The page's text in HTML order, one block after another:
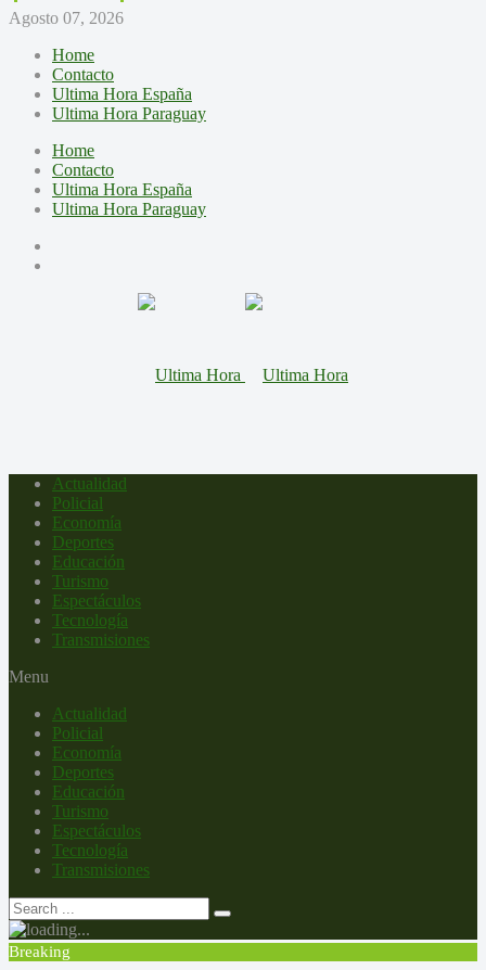
Agosto 07, 2026
Home
Contacto
Ultima Hora España
Ultima Hora Paraguay
Home
Contacto
Ultima Hora España
Ultima Hora Paraguay
Actualidad
Policial
Economía
Deportes
Educación
Turismo
Espectáculos
Tecnología
Transmisiones
Menu
Actualidad
Policial
Economía
Deportes
Educación
Turismo
Espectáculos
Tecnología
Transmisiones
Breaking